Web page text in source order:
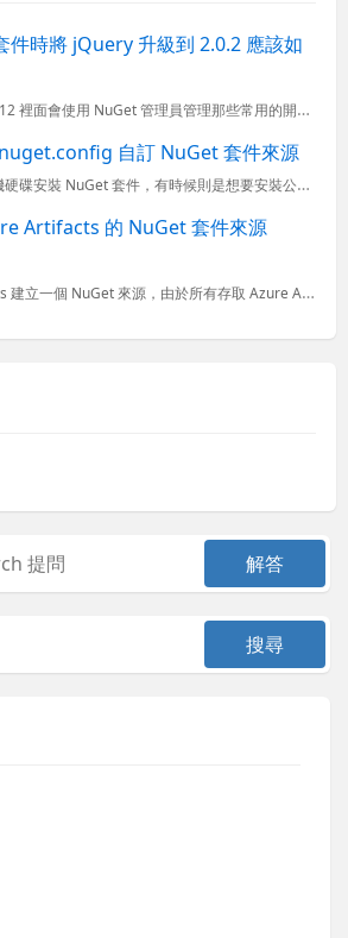
件時將 jQuery 升級到 2.0.2 應該如
我們在 Visual Studio 2012 裡面會使用 NuGet 管理員管理那些常用的開發函式庫，例如 jQuery、Json.NET、 EntityFramework、ELMAH、&hellip
自訂 NuGet 套件來源
有時候我們會希望從本機硬碟安裝 NuGet 套件，有時候則是想要安裝公司內部發行的 NuGet 套件，我發現許多人都會透過 Visual Studio 去調整全域的 nuget.config 設定檔，
Artifacts 的 NuGet 套件來源
如果你在 Azure Artifacts 建立一個 NuGet 來源，由於所有存取 Azure Artifacts 上的 NuGet 套件都需要經過身分認證，如果你用的是 Visual Studio